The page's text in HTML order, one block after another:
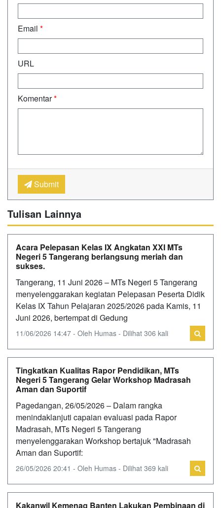
Email *
URL
Komentar*
Submit
Tulisan Lainnya
Acara Pelepasan Kelas IX Angkatan XXI MTs
Negeri 5 Tangerang berlangsung meriah dan
sukses.
Tangerang, 11 Juni 2026 – MTs Negeri 5 Tangerang
menyelenggarakan kegiatan Pelepasan Peserta Didik
Kelas IX Tahun Pelajaran 2025/2026 pada Kamis, 11
Juni 2026, bertempat di Gedung
11/06/2026 14:47 - Oleh Humas - Dilihat 306 kali
Tingkatkan Kualitas Rapor Pendidikan, MTs
Negeri 5 Tangerang Gelar Workshop Madrasah
Aman dan Suportif
Pagedangan, 26/05/2026 – Dalam rangka
menindaklanjuti capaian evaluasi pada Rapor
Madrasah, MTs Negeri 5 Tangerang
menyelenggarakan Workshop bertajuk "Madrasah
Aman dan Suportif:
26/05/2026 20:41 - Oleh Humas - Dilihat 369 kali
Kakanwil Kemenag Banten Lakukan Pembinaan di